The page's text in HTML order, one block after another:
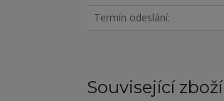
Termín odeslání
Související zboží